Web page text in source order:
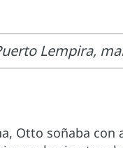
Lempira,
Otto soñaba